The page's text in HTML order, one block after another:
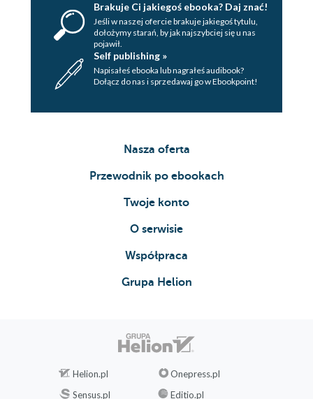
11
12
13
14
15
17
21
Pięć minut z Jaumem
9
Brakuje Ci jakiegoś ebooka? Daj znać!
Jeśli w naszej ofercie brakuje jakiegoś tytulu,
dołożymy starań, by jak najszybciej się u nas
pojawił.
Self publishing »
Napisałeś ebooka lub nagrałeś audibook?
Dołącz do nas i sprzedawaj go w Ebookpoint!
Nasza oferta
Przewodnik po ebookach
Twoje konto
O serwisie
Współpraca
Grupa Helion
Helion.pl
Onepress.pl
Sensus.pl
Editio.pl